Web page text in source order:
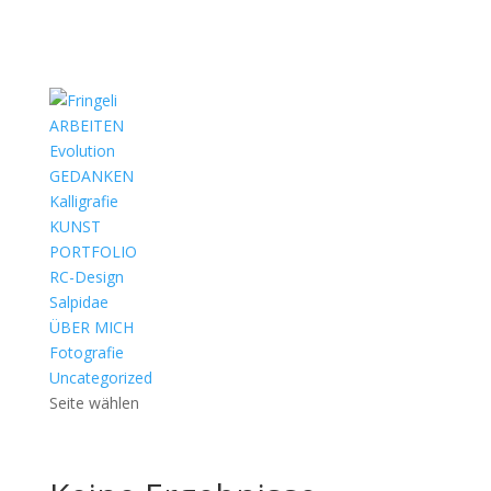
ARBEITEN
Evolution
GEDANKEN
Kalligrafie
KUNST
PORTFOLIO
RC-Design
Salpidae
ÜBER MICH
Fotografie
Uncategorized
Seite wählen